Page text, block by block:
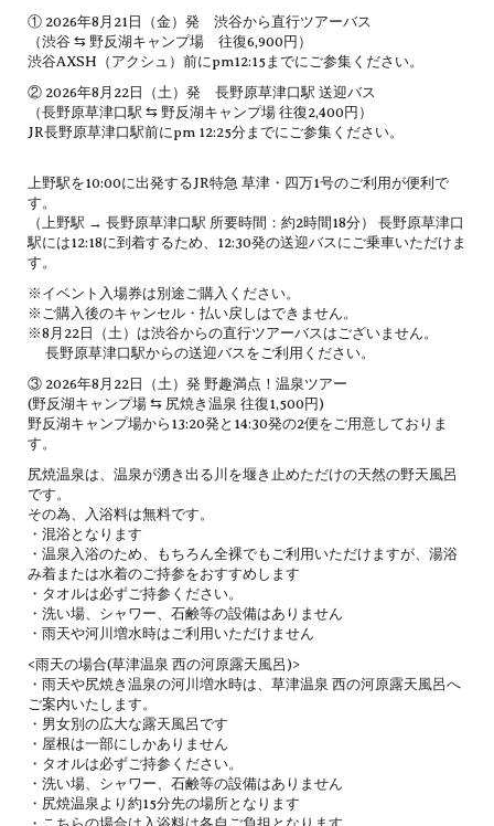
① 2026年8月21日（金）発 渋谷から直行ツアーバス
（渋谷 ⇆ 野反湖キャンプ場 往復6,900円）
渋谷AXSH（アクシュ）前にpm12:15までにご参集ください。
② 2026年8月22日（土）発 長野原草津口駅 送迎バス
（長野原草津口駅 ⇆ 野反湖キャンプ場 往復2,400円）
JR長野原草津口駅前にpm 12:25分までにご参集ください。
上野駅を10:00に出発するJR特急 草津・四万1号のご利用が便利で
す。
（上野駅 → 長野原草津口駅 所要時間：約2時間18分） 長野原草津口
駅には12:18に到着するため、12:30発の送迎バスにご乗車いただけま
す。
※イベント入場券は別途ご購入ください。
※ご購入後のキャンセル・払い戻しはできません。
※8月22日（土）は渋谷からの直行ツアーバスはございません。
長野原草津口駅からの送迎バスをご利用ください。
③ 2026年8月22日（土）発 野趣満点！温泉ツアー
(野反湖キャンプ場 ⇆ 尻焼き温泉 往復1,500円)
野反湖キャンプ場から13:20発と14:30発の2便をご用意しておりま
す。
尻焼温泉は、温泉が湧き出る川を堰き止めただけの天然の野天風呂
です。
その為、入浴料は無料です。
・混浴となります
・温泉入浴のため、もちろん全裸でもご利用いただけますが、湯浴
み着または水着のご持参をおすすめします
・タオルは必ずご持参ください。
・洗い場、シャワー、石鹸等の設備はありません
・雨天や河川増水時はご利用いただけません
<雨天の場合(草津温泉 西の河原露天風呂)>
・雨天や尻焼き温泉の河川増水時は、草津温泉 西の河原露天風呂へ
ご案内いたします。
・男女別の広大な露天風呂です
・屋根は一部にしかありません
・タオルは必ずご持参ください。
・洗い場、シャワー、石鹸等の設備はありません
・尻焼温泉より約15分先の場所となります